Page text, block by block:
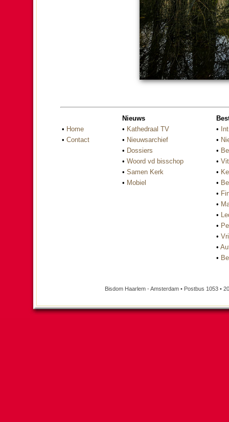
• Home
• Contact
Nieuws
• Kathedraal TV
• Nieuwsarchief
• Dossiers
• Woord vd bisschop
• Samen Kerk
• Mobiel
•
•
•
•
•
•
•
•
•
•
•
•
•
Bisdom Haarlem - Amsterdam • Postbus 1053 •